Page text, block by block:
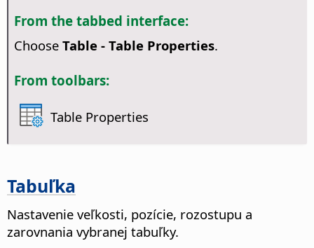
From the tabbed interface:
Choose Table - Table Properties.
From toolbars:
Table Properties
Tabuľka
Nastavenie veľkosti, pozície, rozostupu a
zarovnania vybranej tabuľky.